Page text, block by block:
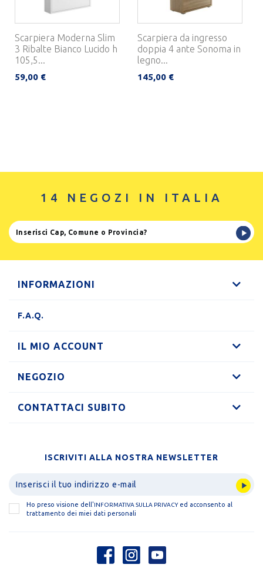
Scarpiera Moderna Slim
3 Ribalte Bianco Lucido h
105,5...
59,00 €
Scarpiera da ingresso
doppia 4 ante Sonoma in
legno...
145,00 €
14 NEGOZI IN ITALIA
INFORMAZIONI
F.A.Q.
IL MIO ACCOUNT
NEGOZIO
CONTATTACI SUBITO
ISCRIVITI ALLA NOSTRA NEWSLETTER
Ho preso visione dell' INFORMATIVA SULLA PRIVACYed acconsento al
trattamento dei miei dati personali